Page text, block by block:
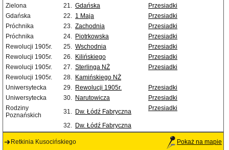
Zielona
21. Gdańska
Przesiadki
Gdańska
22. 1 Maja
Przesiadki
Próchnika
23. Zachodnia
Przesiadki
Próchnika
24. Piotrkowska
Przesiadki
Rewolucji 1905r.
25. Wschodnia
Przesiadki
Rewolucji 1905r.
26. Kilińskiego
Przesiadki
Rewolucji 1905r.
27. Sterlinga NŻ
Przesiadki
Rewolucji 1905r.
28. Kamińskiego NŻ
Uniwersytecka
29. Rewolucji 1905r.
Przesiadki
Uniwersytecka
30. Narutowicza
Przesiadki
Rodziny
Poznańskich
31. Dw. Łódź Fabryczna Przesiadki
32. Dw. Łódź Fabryczna
Retkinia Kusocińskiego Pokaż na mapie